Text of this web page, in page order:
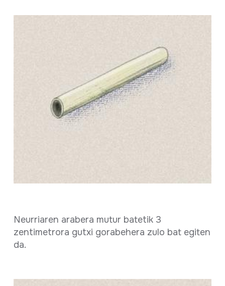
Neurriaren arabera mutur batetik 3
zentimetrora gutxi gorabehera zulo bat egiten
da.